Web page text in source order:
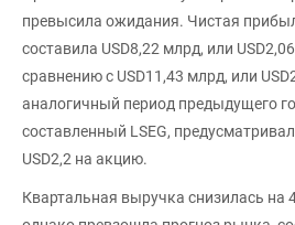
превысила ожидания. Чистая
составила USD8,22 млрд, или
сравнению с USD11,43 млрд, или
аналогичный период предыдущего
составленный LSEG,
USD2,2 на акцию.
Квартальная выручка снизилась на